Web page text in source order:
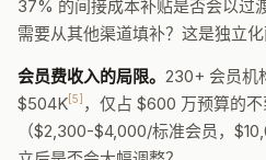
37% 的间接成本补贴是否会以过
需要从其他渠道填补？这是独立
会员费收入的局限。 230+ 会员机
$504K[5] ，仅占 $600 万预算的
（$2,300-$4,000/标准会员，